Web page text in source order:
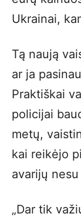
Ukrainai,
Tą naują
ar ja
Praktiškai
policijai
metų,
kai reikėjo
avarijų
„Dar tik